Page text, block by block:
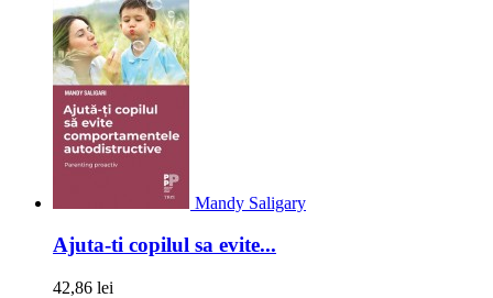
Mandy Saligary
Ajuta-ti copilul sa evite...
42,86 lei